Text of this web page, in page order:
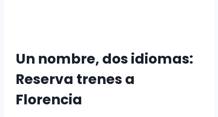
Un nombre, dos idiomas:
Reserva trenes a
Florencia